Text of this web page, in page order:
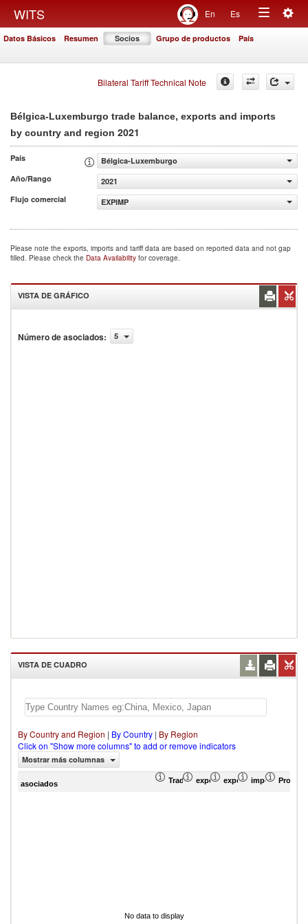
WITS En Es
Toggle
Datos Básicos Resumen Socios Grupo de productos País
Bilateral Tariff Technical Note
Bélgica-Luxemburgo trade balance, exports and imports
by country and region 2021
País
Bélgica-Luxemburgo
Año/Rango
2021
Flujo comercial
EXPIMP
Please note the exports, imports and tariff data are based on reported data and not gap
filled. Please check the Data Availability for coverage.
VISTA DE GRÁFICO
Número de asociados: 5
VISTA DE CUADRO
By Country and Region | By Country | By Region
Click on "Show more columns" to add or remove indicators
Mostrar más columnas
asociados Trade Balance (en miles de US$)
exportación Valor del
exportaciónimportación
No data to display